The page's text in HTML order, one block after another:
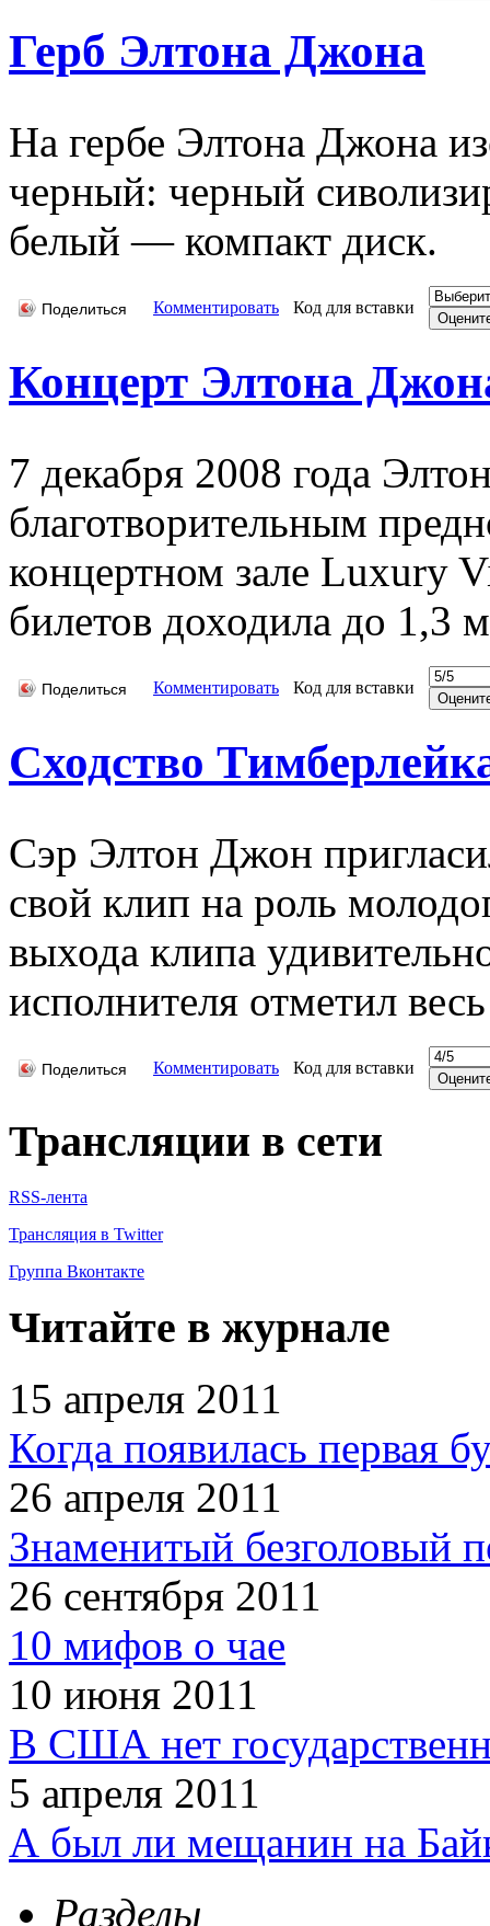
Герб Элтона Джона
На гербе Элтона Джона
черный: черный
белый — компакт диск.
Поделиться Комментировать Код для вставки
Концерт Элтона
7 декабря 2008 года
благотворительным
концертном зале Luxury
билетов доходила до 1,3
Поделиться Комментировать Код для вставки
Сходство
Сэр Элтон Джон
свой клип на роль
выхода клипа
исполнителя отметил
Поделиться Комментировать Код для вставки
Трансляции в сети
RSS-лента
Трансляция в Twitter
Группа Вконтакте
Читайте в журнале
15 апреля 2011
Когда появилась первая
26 апреля 2011
Знаменитый безголовый
26 сентября 2011
10 мифов о чае
10 июня 2011
В США нет
5 апреля 2011
А был ли мещанин на
Разделы